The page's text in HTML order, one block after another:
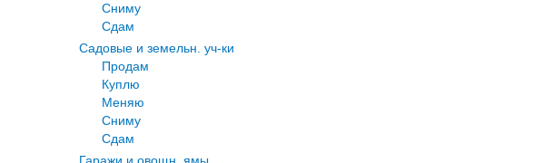
Сниму
Сдам
Садовые и земельн. уч-ки
Продам
Куплю
Меняю
Сниму
Сдам